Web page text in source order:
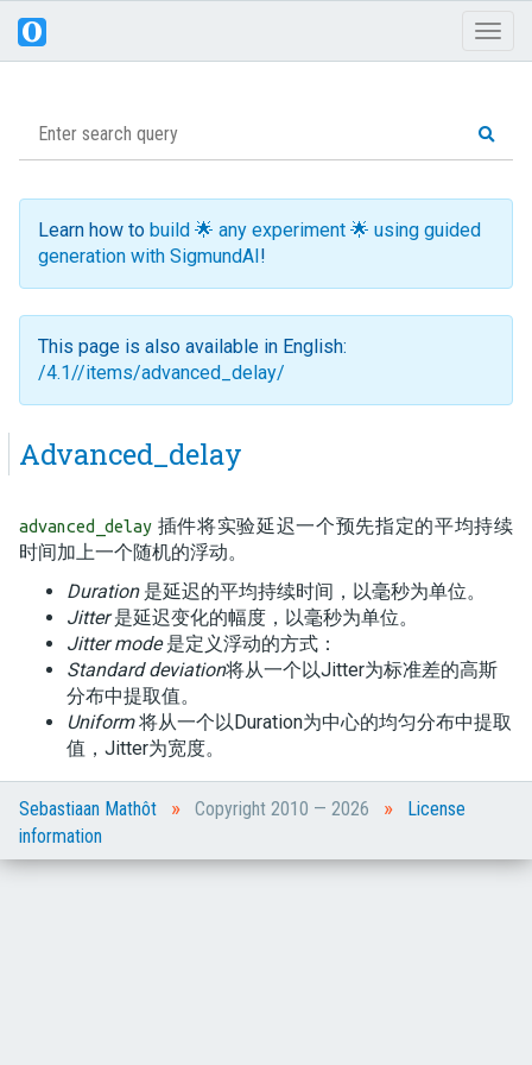
Learn how to build 🌟 any experiment 🌟 using guided
generation with SigmundAI!
This page is also available in English:
/4.1//items/advanced_delay/
Advanced_delay
advanced_delay 插件将实验延迟一个预先指定的平均持续
时间加上一个随机的浮动。
Duration是延迟的平均持续时间，以毫秒为单位。
Jitter是延迟变化的幅度，以毫秒为单位。
Jitter mode是定义浮动的方式：
Standard deviation将从一个以Jitter为标准差的高斯
分布中提取值。
Uniform将从一个以Duration为中心的均匀分布中提取
值，Jitter为宽度。
Sebastiaan Mathôt » Copyright 2010 — 2026 »
License
information